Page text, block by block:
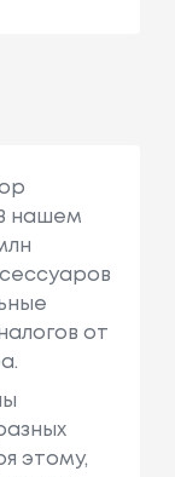
нашем
от
этому,